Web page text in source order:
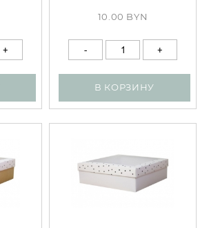
10.00 BYN
В КОРЗИНУ